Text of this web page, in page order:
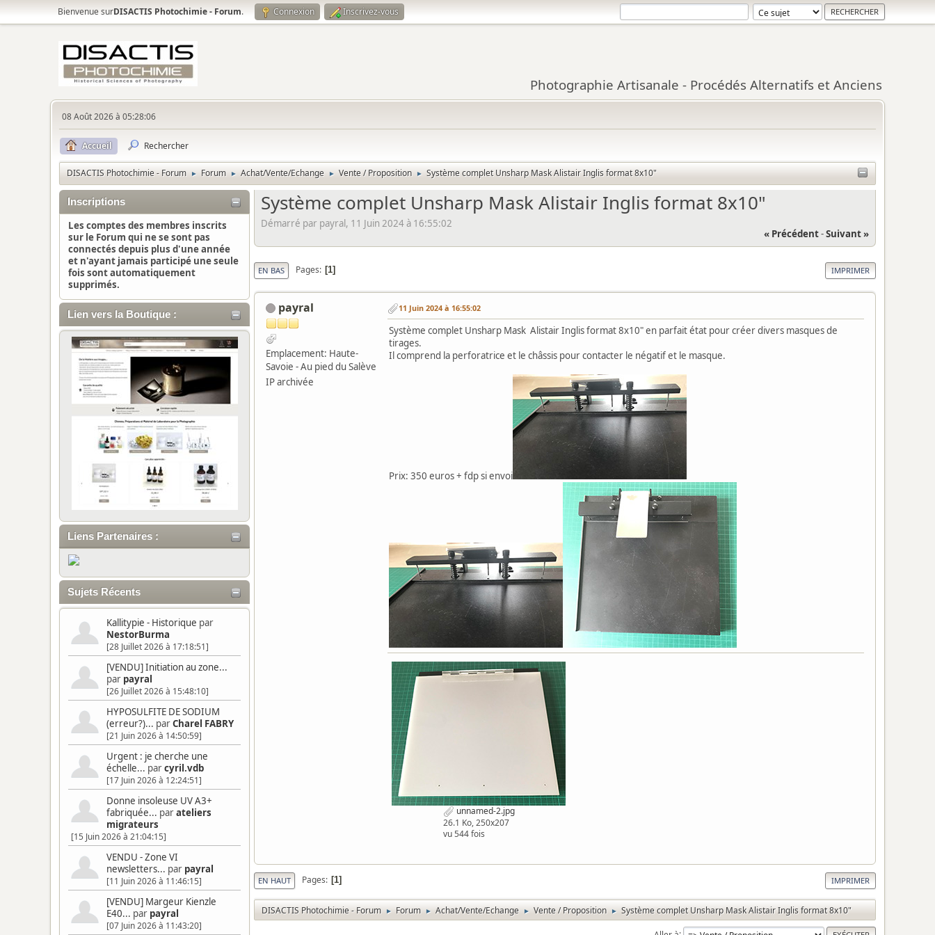
Bienvenue surDISACTIS Photochimie - Forum. Connexion Inscrivez-vous
Photographie Artisanale - Procédés Alternatifs et Anciens
08 Août 2026 à 05:28:06
Accueil Rechercher
DISACTIS Photochimie - Forum ► Forum ► Achat/Vente/Echange ► Vente / Proposition ► Système complet Unsharp Mask Alistair Inglis format 8x10"
Inscriptions
Les comptes des membres inscrits
sur le Forum qui ne se sont pas
connectés depuis plus d'une année
et n'ayant jamais participé une seule
fois sont automatiquement
supprimés.
Lien vers la Boutique :
Liens Partenaires :
Sujets Récents
Kallitypie - Historique par
NestorBurma
[28 Juillet 2026 à 17:18:51]
[VENDU] Initiation au zone...
par payral
[26 Juillet 2026 à 15:48:10]
HYPOSULFITE DE SODIUM
(erreur?)... parCharel FABRY
[21 Juin 2026 à 14:50:59]
Urgent : je cherche une
échelle... parcyril.vdb
[17 Juin 2026 à 12:24:51]
Donne insoleuse UV A3+
fabriquée... parateliers
migrateurs
[15 Juin 2026 à 21:04:15]
VENDU - Zone VI
newsletters... par payral
[11 Juin 2026 à 11:46:15]
[VENDU] Margeur Kienzle
E40... par payral
[07 Juin 2026 à 11:43:20]
Système complet Unsharp Mask Alistair Inglis format 8x10"
Démarré par payral, 11 Juin 2024 à 16:55:02
« Précédent-Suivant »
IMPRIMER
EN BAS Pages 1
payral
Emplacement: Haute-
Savoie - Au pied du Salève
IP archivée
11 Juin 2024 à 16:55:02
Système complet Unsharp Mask Alistair Inglis format 8x10" en parfait état pour créer divers masques de
tirages.
Il comprend la perforatrice et le châssis pour contacter le négatif et le masque.
Prix: 350 euros + fdp si envoi
unnamed-2.jpg
26.1 Ko, 250x207
vu 544 fois
IMPRIMER
EN HAUT Pages 1
DISACTIS Photochimie - Forum ► Forum ► Achat/Vente/Echange ► Vente / Proposition ► Système complet Unsharp Mask Alistair Inglis format 8x10"